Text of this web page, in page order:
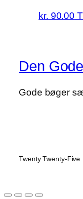
kr. 90.00
Den
Gode bøger
Twenty Twenty-Five